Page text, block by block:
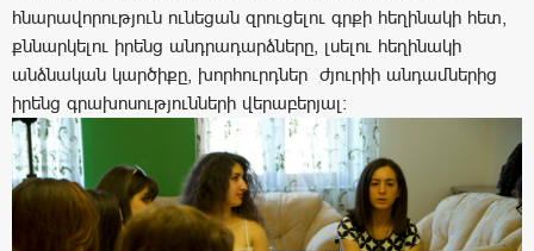
հնարավորություն ունեցան զրուցելու գրքի հեղինակի հետ,
քննարկելու իրենց անդրադարձները, լսելու հեղինակի
անձնական կարծիքը, խորհուրդներ ժյուրիի անդամներից
իրենց գրախոսությունների վերաբերյալ: